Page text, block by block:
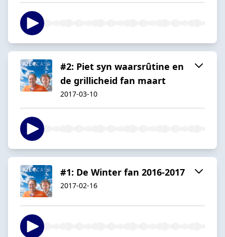
#2: Piet syn waarsrûtine en
de grillicheid fan maart
2017-03-10
#1: De Winter fan 2016-2017
2017-02-16